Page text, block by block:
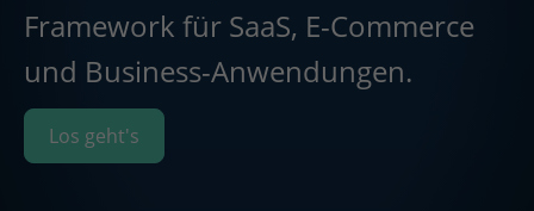
Framework für SaaS, E-Commerce
und Business-Anwendungen.
Los geht's